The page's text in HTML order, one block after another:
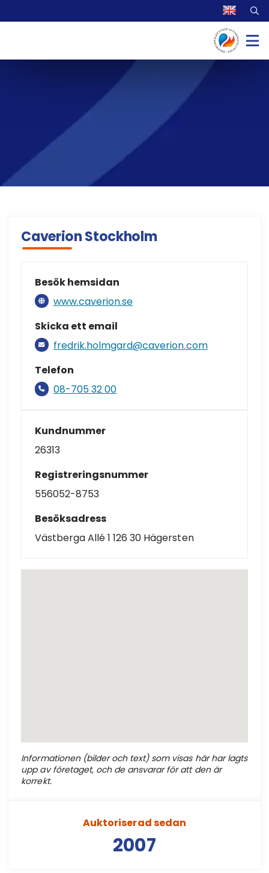
Caverion Stockholm
Besök hemsidan
www.caverion.se
Skicka ett email
fredrik.holmgard@caverion.com
Telefon
08-705 32 00
Kundnummer
26313
Registreringsnummer
556052-8753
Besöksadress
Västberga Allé 1 126 30 Hägersten
Informationen (bilder och text) som visas här har lagts
upp av företaget, och de ansvarar för att den är
korrekt.
Auktoriserad sedan
2007